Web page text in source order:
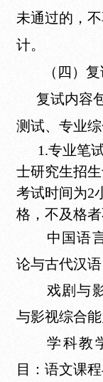
未通过的，
计。
（四）
复试内容
测试、专业综
1.专业笔
士研究生招
考试时间为2
格，不及格者
中国语
论与古代汉语
戏剧与
与影视综合能
学科教
目：语文课程